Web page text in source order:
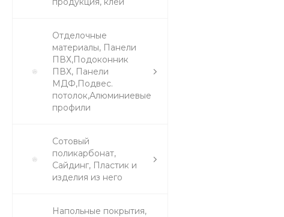
Отделочные
материалы, Панели
ПВХ,Подоконник
ПВХ, Панели
МДФ,Подвес.
потолок,Алюминиевые
профили
Сотовый
поликарбонат,
Сайдинг, Пластик и
изделия из него
Напольные покрытия,